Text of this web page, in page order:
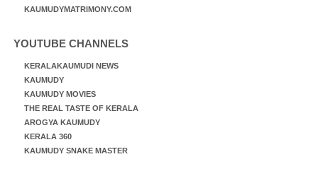
KAUMUDYMATRIMONY.COM
YOUTUBE CHANNELS
KERALAKAUMUDI NEWS
KAUMUDY
KAUMUDY MOVIES
THE REAL TASTE OF KERALA
AROGYA KAUMUDY
KERALA 360
KAUMUDY SNAKE MASTER